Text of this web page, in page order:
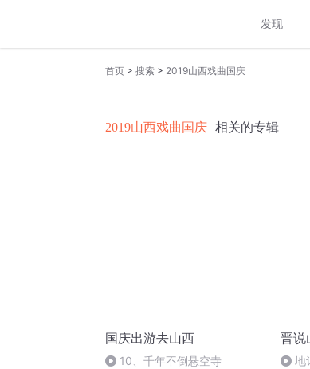
发现
首页 > 搜索 > 2019山西戏曲国庆
2019山西戏曲国庆 相关的专辑
国庆出游去山西
10、千年不倒悬空寺
晋说
地